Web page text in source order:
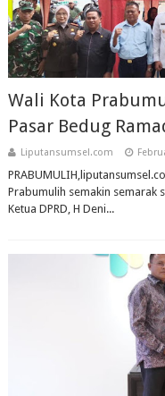
Wali Kota
Pasar Bedug
Liputansumsel.com
Prabumulih semakin semarak
Ketua DPRD, H Deni...